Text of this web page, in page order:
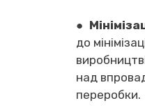
●
до
над
переробки.